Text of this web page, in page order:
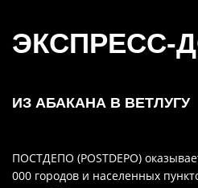
ЭКСПРЕСС-
ИЗ АБАКАНА В ВЕТЛУГУ
ПОСТДЕПО (POSTDEPO)
000 городов и населенных